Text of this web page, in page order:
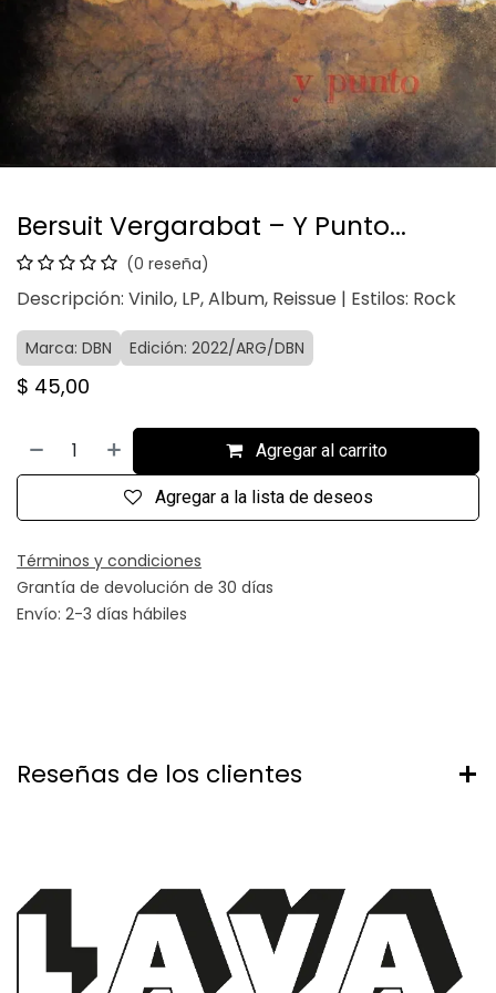
Bersuit Vergarabat – Y Punto...
(0 reseña)
Descripción: Vinilo, LP, Album, Reissue | Estilos: Rock
Marca: DBN Edición: 2022/ARG/DBN
$ 45,00
Agregar al carrito
Agregar a la lista de deseos
Términos y condiciones
Grantía de devolución de 30 días
Envío: 2-3 días hábiles
Reseñas de los clientes